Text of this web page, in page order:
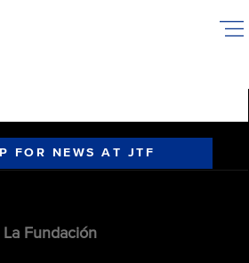
FOR NEWS AT JTF
La Fundación